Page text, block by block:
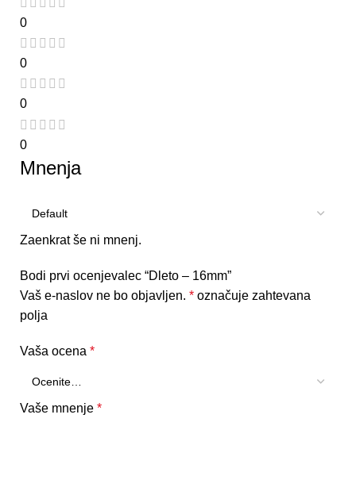
0
0
0
0
Mnenja
Zaenkrat še ni mnenj.
Bodi prvi ocenjevalec “Dleto – 16mm”
Vaš e-naslov ne bo objavljen. * označuje zahtevana
polja
Vaša ocena *
Vaše mnenje *